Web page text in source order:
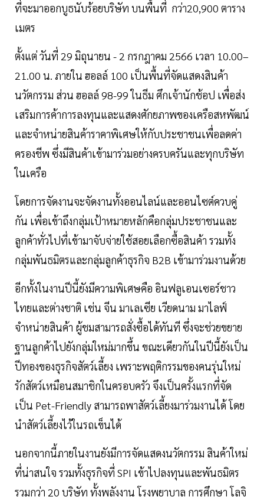
ที่จะมาออกบูธนับร้อยบริษัท บนพื้นที่ กว่า20,900 ตาราง
เมตร
ตั้งแต่ วันที่ 29 มิถุนายน - 2 กรกฎาคม 2566 เวลา 10.00–
21.00 น. ภายใน ฮอลล์ 100 เป็นพื้นที่จัดแสดงสินค้า
นวัตกรรม ส่วน ฮอลล์ 98-99 ในธีม ศึกเจ้านักช้อป เพื่อส่ง
เสริมการค้าการลงทุนและแสดงศักยภาพของเครือสหพัฒน์
และจำหน่ายสินค้าราคาพิเศษให้กับประชาชนเพื่อลดค่า
ครองชีพ ซึ่งมีสินค้าเข้ามาร่วมอย่างครบครันและทุกบริษัท
ในเครือ
โดยการจัดงานจะจัดงานทั้งออนไลน์และออนไซต์ควบคู่
กัน เพื่อเข้าถึงกลุ่มเป้าหมายหลักคือกลุ่มประชาชนและ
ลูกค้าทั่วไปที่เข้ามาจับจ่ายใช้สอยเลือกซื้อสินค้า รวมทั้ง
กลุ่มพันธมิตรและกลุ่มลูกค้าธุรกิจ B2B เข้ามาร่วมงานด้วย
อีกทั้งในงานปีนี้ยังมีความพิเศษคือ อินฟลูเอนเซอร์ชาว
ไทยและต่างชาติ เช่น จีน มาเลเซีย เวียดนาม มาไลฟ์
จำหน่ายสินค้า ผู้ชมสามารถสั่งซื้อได้ทันที ซึ่งจะช่วยขยาย
ฐานลูกค้าไปยังกลุ่มใหม่มากขึ้น ขณะเดียวกันในปีนี้ยังเป็น
ปีทองของธุรกิจสัตว์เลี้ยง เพราะพฤติกรรมของคนรุ่นใหม่
รักสัตว์เหมือนสมาชิกในครอบครัว จึงเป็นครั้งแรกที่จัด
เป็น Pet-Friendly สามารถพาสัตว์เลี้ยงมาร่วมงานได้ โดย
นำสัตว์เลี้ยงไว้ในรถเข็นได้
นอกจากนี้ภายในงานยังมีการจัดแสดงนวัตกรรม สินค้าใหม่
ที่น่าสนใจ รวมทั้งธุรกิจที่ SPI เข้าไปลงทุนและพันธมิตร
รวมกว่า 20 บริษัท ทั้งพลังงาน โรงพยาบาล การศึกษา โลจิ